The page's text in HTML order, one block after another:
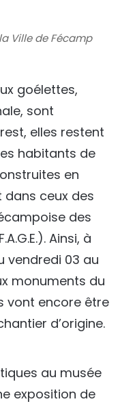
Ville de Fécamp
goélettes,
sont
elles restent
habitants de
en
dans ceux des
des
Ainsi, à
vendredi 03 au
monuments du
vont encore être
d’origine.
au musée
exposition de